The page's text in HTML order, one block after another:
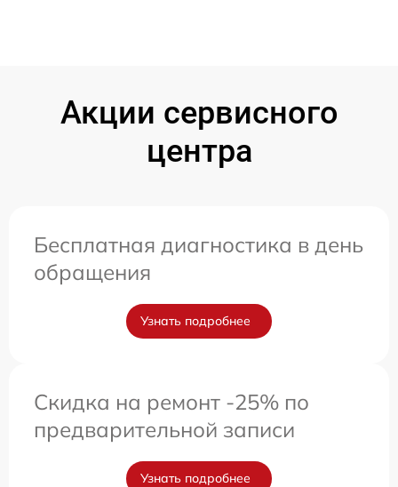
Акции сервисного
центра
Бесплатная диагностика в день
обращения
Узнать подробнее
Скидка на ремонт -25% по
предварительной записи
Узнать подробнее